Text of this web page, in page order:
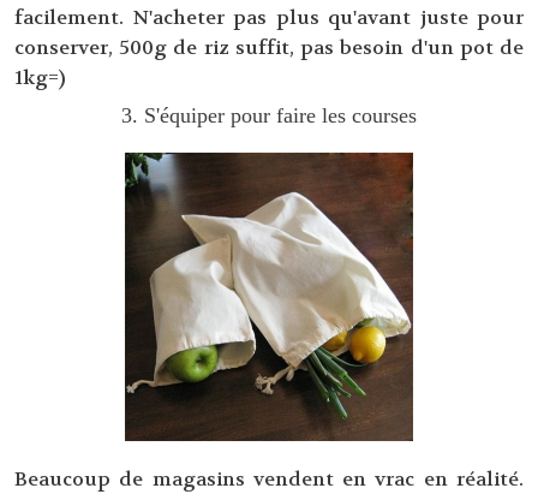
facilement. N'acheter pas plus qu'avant juste pour
conserver, 500g de riz suffit, pas besoin d'un pot de
1kg=)
3. S'équiper pour faire les courses
Beaucoup de magasins vendent en vrac en réalité.